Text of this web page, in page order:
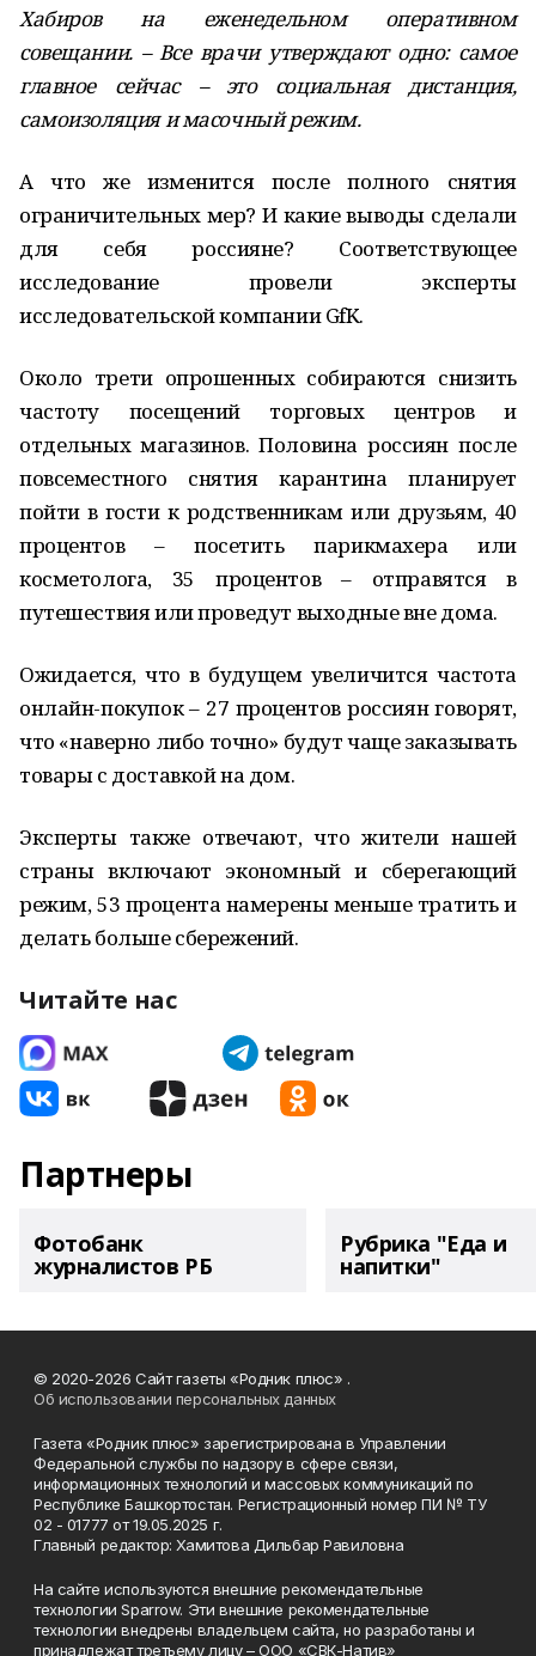
Хабиров на еженедельном оперативном
совещании. – Все врачи утверждают одно: самое
главное сейчас – это социальная дистанция,
самоизоляция и масочный режим.
А что же изменится после полного снятия
ограничительных мер? И какие выводы сделали
для себя россияне? Соответствующее
исследование провели эксперты
исследовательской компании GfK.
Около трети опрошенных собираются снизить
частоту посещений торговых центров и
отдельных магазинов. Половина россиян после
повсеместного снятия карантина планирует
пойти в гости к родственникам или друзьям, 40
процентов – посетить парикмахера или
косметолога, 35 процентов – отправятся в
путешествия или проведут выходные вне дома.
Ожидается, что в будущем увеличится частота
онлайн-покупок – 27 процентов россиян говорят,
что «наверно либо точно» будут чаще заказывать
товары с доставкой на дом.
Эксперты также отвечают, что жители нашей
страны включают экономный и сберегающий
режим, 53 процента намерены меньше тратить и
делать больше сбережений.
Читайте нас
Партнеры
Фотобанк
журналистов РБ
Рубрика "Еда и
напитки"
© 2020-2026 Сайт газеты «Родник плюс» .
Об использовании персональных данных
Газета «Родник плюс» зарегистрирована в Управлении
Федеральной службы по надзору в сфере связи,
информационных технологий и массовых коммуникаций по
Республике Башкортостан. Регистрационный номер ПИ № ТУ
02 - 01777 от 19.05.2025 г.
Главный редактор: Хамитова Дильбар Равиловна
На сайте используются внешние рекомендательные
технологии Sparrow. Эти внешние рекомендательные
технологии внедрены владельцем сайта, но разработаны и
принадлежат третьему лицу – ООО «СВК-Натив»